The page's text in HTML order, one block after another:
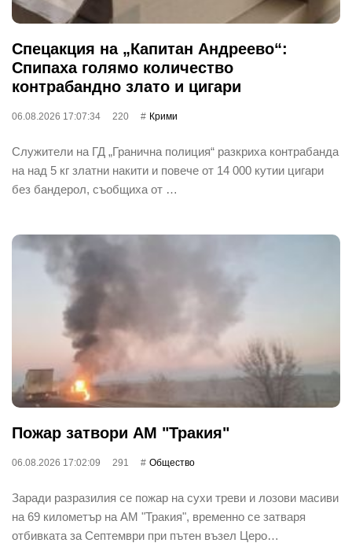
Спецакция на „Капитан Андреево“:
Спипаха голямо количество
контрабандно злато и цигари
06.08.2026 17:07:34 220 Крими
Служители на ГД „Гранична полиция“ разкриха контрабанда
на над 5 кг златни накити и повече от 14 000 кутии цигари
без бандерол, съобщиха от …
Пожар затвори АМ "Тракия"
06.08.2026 17:02:09 291 Общество
Заради разразилия се пожар на сухи треви и лозови масиви
на 69 километър на АМ "Тракия", временно се затваря
отбивката за Септември при пътен възел Церо…